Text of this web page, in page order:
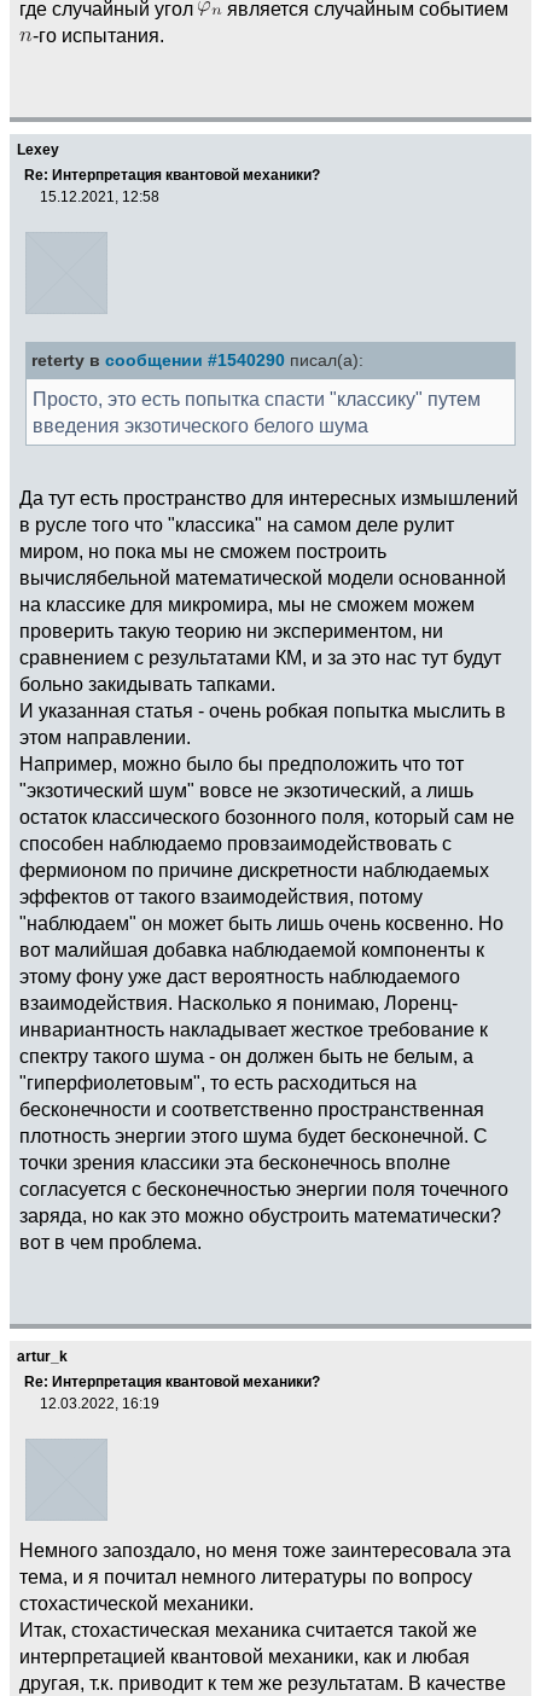
где случайный угол
является случайным событием
-го испытания.
Lexey
Re: Интерпретация квантовой механики?
15.12.2021, 12:58
reterty в сообщении #1540290 писал(а):
Просто, это есть попытка спасти "классику" путем
введения экзотического белого шума
Да тут есть пространство для интересных измышлений
в русле того что "классика" на самом деле рулит
миром, но пока мы не сможем построить
вычислябельной математической модели основанной
на классике для микромира, мы не сможем можем
проверить такую теорию ни экспериментом, ни
сравнением с результатами КМ, и за это нас тут будут
больно закидывать тапками.
И указанная статья - очень робкая попытка мыслить в
этом направлении.
Например, можно было бы предположить что тот
"экзотический шум" вовсе не экзотический, а лишь
остаток классического бозонного поля, который сам не
способен наблюдаемо провзаимодействовать с
фермионом по причине дискретности наблюдаемых
эффектов от такого взаимодействия, потому
"наблюдаем" он может быть лишь очень косвенно. Но
вот малийшая добавка наблюдаемой компоненты к
этому фону уже даст вероятность наблюдаемого
взаимодействия. Насколько я понимаю, Лоренц-
инвариантность накладывает жесткое требование к
спектру такого шума - он должен быть не белым, а
"гиперфиолетовым", то есть расходиться на
бесконечности и соответственно пространственная
плотность энергии этого шума будет бесконечной. С
точки зрения классики эта бесконечнось вполне
согласуется с бесконечностью энергии поля точечного
заряда, но как это можно обустроить математически?
вот в чем проблема.
artur_k
Re: Интерпретация квантовой механики?
12.03.2022, 16:19
Немного запоздало, но меня тоже заинтересовала эта
тема, и я почитал немного литературы по вопросу
стохастической механики.
Итак, стохастическая механика считается такой же
интерпретацией квантовой механики, как и любая
другая, т.к. приводит к тем же результатам. В качестве